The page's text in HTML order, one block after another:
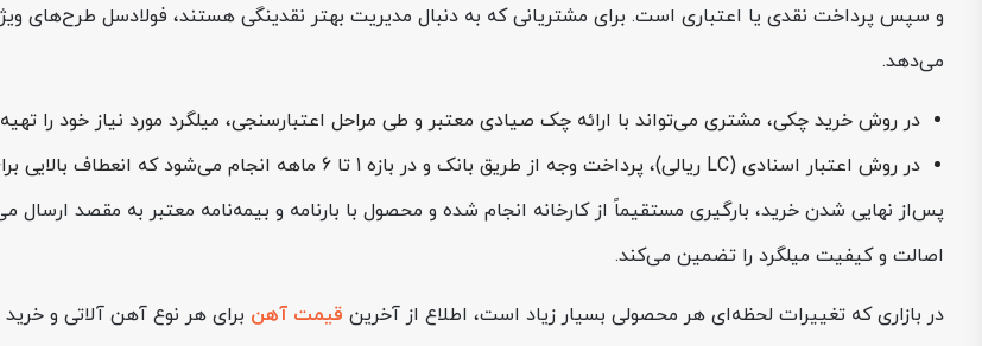
و سپس پرداخت نقدی یا اعتباری است. برای مشتریانی که به دنبال مدیریت بهتر نقدینگی هستند، فولادسل طرح‌های
می‌دهد.
در روش خرید چکی، مشتری می‌تواند با ارائه چک صیادی معتبر و طی مراحل اعتبارسنجی، میلگرد مورد نیاز خود را تهیه
در روش اعتبار اسنادی (LC ریالی)، پرداخت وجه از طریق بانک و در بازه 1 تا 6 ماهه انجام می‌شود که انعطاف بالایی برای پروژه‌های بزرگ فراهم می‌کند.
اصالت و کیفیت میلگرد را تضمین می‌کند.
در بازاری که تغییرات لحظه‌ای هر محصولی بسیار زیاد است، اطلاع از آخرین قیمت آهن برای هر نوع آهن آلاتی و